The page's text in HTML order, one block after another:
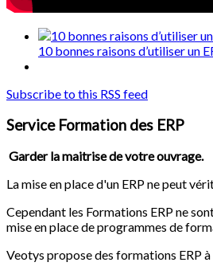
10 bonnes raisons d’utiliser un
Subscribe to this RSS feed
Service Formation des ERP
Garder la maitrise de votre ouvrage.
La mise en place d'un ERP ne peut
Cependant les Formations ERP ne
mise en place de programmes de
Veotys propose des formations ERP